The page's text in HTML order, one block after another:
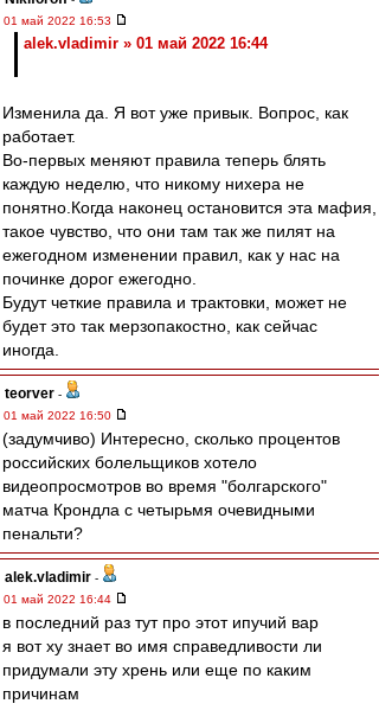
01 май 2022 16:53
alek.vladimir » 01 май 2022 16:44
Изменила да. Я вот уже привык. Вопрос, как
работает.
Во-первых меняют правила теперь блять
каждую неделю, что никому нихера не
понятно.Когда наконец остановится эта мафия,
такое чувство, что они там так же пилят на
ежегодном изменении правил, как у нас на
починке дорог ежегодно.
Будут четкие правила и трактовки, может не
будет это так мерзопакостно, как сейчас
иногда.
teorver -
01 май 2022 16:50
(задумчиво) Интересно, сколько процентов
российских болельщиков хотело
видеопросмотров во время "болгарского"
матча Крондла с четырьмя очевидными
пенальти?
alek.vladimir -
01 май 2022 16:44
в последний раз тут про этот ипучий вар
я вот ху знает во имя справедливости ли
придумали эту хрень или еще по каким
причинам